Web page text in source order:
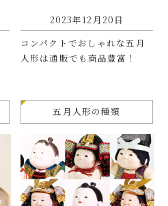
2023年12月20日
コンパクトでおしゃれな五月
人形は通販でも商品豊富！
五月人形の種類